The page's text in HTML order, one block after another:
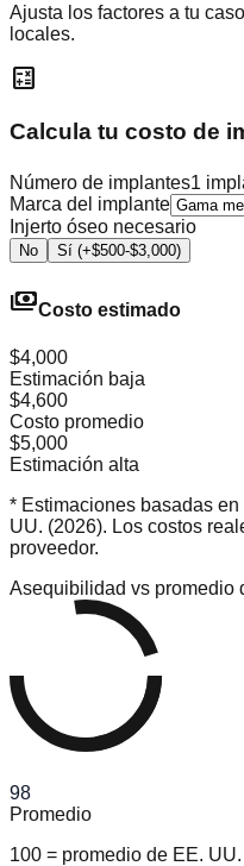
Ajusta los factores a tu
locales.
calculate
Calcula tu costo de
Número de implantes1
Marca del implante
Injerto óseo necesario
No Sí (+$500-$3,000)
paymentsCosto estimado
$4,000
Estimación baja
$4,600
Costo promedio
$5,000
Estimación alta
* Estimaciones basadas
UU. (2026). Los costos
proveedor.
Asequibilidad vs promedio
98
Promedio
100 = promedio de EE.